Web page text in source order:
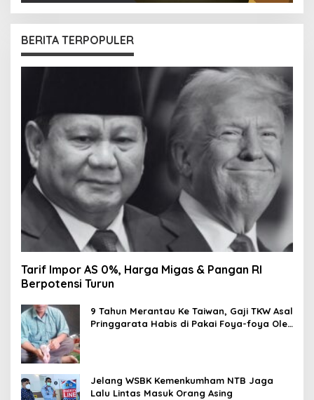
BERITA TERPOPULER
Tarif Impor AS 0%, Harga Migas & Pangan RI
Berpotensi Turun
9 Tahun Merantau Ke Taiwan, Gaji TKW Asal
Pringgarata Habis di Pakai Foya-foya Oleh
Jelang WSBK Kemenkumham NTB Jaga
Lalu Lintas Masuk Orang Asing